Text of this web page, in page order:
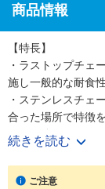
商品情報
【特長】
・ラストップチェ
施し一般的な耐食
・ステンレスチェ
合った場所で特徴
・引張強さについ
【用途】
・ラストップチェ
等のアタッチメン
続きを読む
ご注意